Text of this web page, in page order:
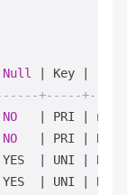
Null Key
+-----
NO PRI
NO PRI
NULL
YES UNI
NULL
YES UNI
NULL